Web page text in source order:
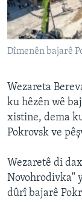
ÇAND Û HUNER
SERNIVÎS
SORANÎ
Learning English
FOLLOW US
Zimanên Din
Dîmenên bajarê
Wezareta
ku hêzên wê
xistine, dema
Pokrovsk ve
Wezaretê di
Novohrodivka"
dûrî bajarê